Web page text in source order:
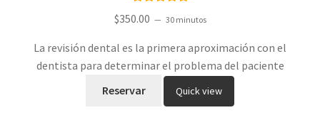
$350.00 30 minutos
La revisión dental es la primera aproximación con el
dentista para determinar el problema del paciente
Reservar
Quick view